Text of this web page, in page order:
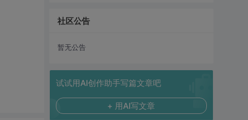
社区公告
暂无公告
试试用AI创作助手写篇文章吧
+ 用AI写文章